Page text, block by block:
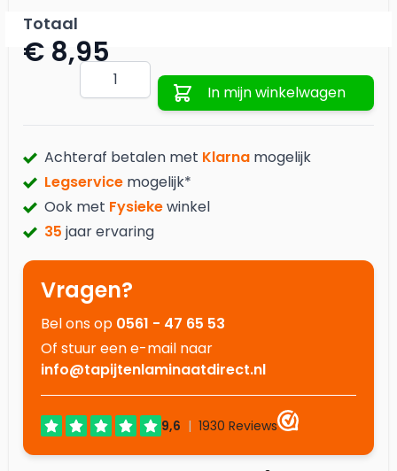
Totaal
€ 8,95
Aantal
In mijn winkelwagen
Achteraf betalen met Klarna mogelijk
Legservice mogelijk*
Ook met Fysiekewinkel
35 jaar ervaring
Vragen?
Bel ons op 0561 - 47 65 53
Of stuur een e-mail naar
info@tapijtenlaminaatdirect.nl